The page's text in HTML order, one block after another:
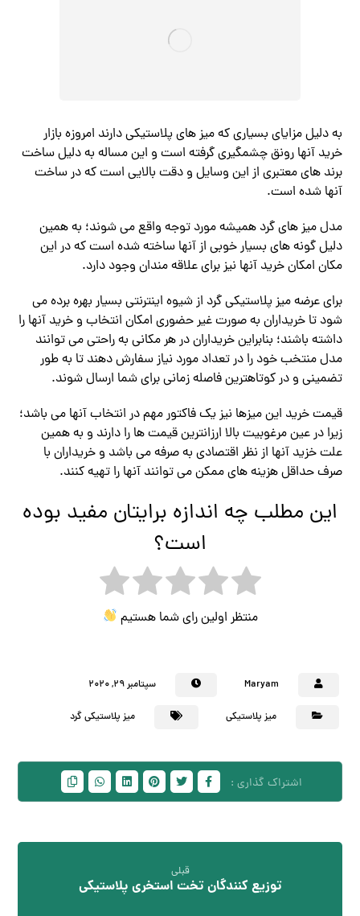
به دلیل مزایای بسیاری که میز های پلاستیکی دارند امروزه بازار
خرید آنها رونق چشمگیری گرفته است و این مساله به دلیل ساخت
برند های معتبری از این وسایل و دقت بالایی است که در ساخت
آنها شده است.
مدل میز های گرد همیشه مورد توجه واقع می شوند؛ به همین
دلیل گونه های بسیار خوبی از آنها ساخته شده است که در این
مکان امکان خرید آنها نیز برای علاقه مندان وجود دارد.
برای عرضه میز پلاستیکی گرد از شیوه اینترنتی بسیار بهره برده می
شود تا خریداران به صورت غیر حضوری امکان انتخاب و خرید آنها را
داشته باشند؛ بنابراین خریداران در هر مکانی به راحتی می توانند
مدل منتخب خود را در تعداد مورد نیاز سفارش دهند تا به طور
تضمینی و در کوتاهترین فاصله زمانی برای شما ارسال شوند.
قیمت خرید این میزها نیز یک فاکتور مهم در انتخاب آنها می باشد؛
زیرا در عین مرغوبیت بالا ارزانترین قیمت ها را دارند و به همین
علت خزید آنها از نظر اقتصادی به صرفه می باشد و خریداران با
صرف حداقل هزینه های ممکن می توانند آنها را تهیه کنند.
این مطلب چه اندازه برایتان مفید بوده
است؟
منتظر اولین رای شما هستیم
Maryam سپتامبر ۲۹, ۲۰۲۰
میز پلاستیکی میز پلاستیکی گرد
قبلی
توزیع کنندگان تخت استخری پلاستیکی